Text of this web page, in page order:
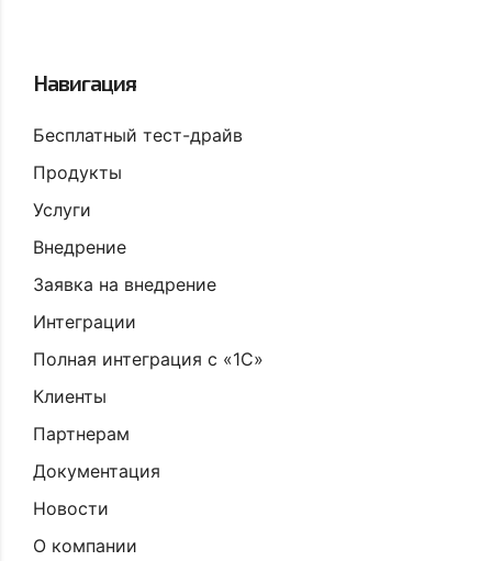
Навигация
Бесплатный тест-драйв
Продукты
Услуги
Внедрение
Заявка на внедрение
Интеграции
Полная интеграция с «1С»
Клиенты
Партнерам
Документация
Новости
О компании